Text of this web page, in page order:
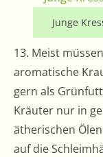
Junge
13. Meist
aromatische
gern als
Kräuter nur in
ätherischen
auf die